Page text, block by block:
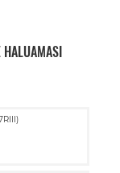
HALUAMASI